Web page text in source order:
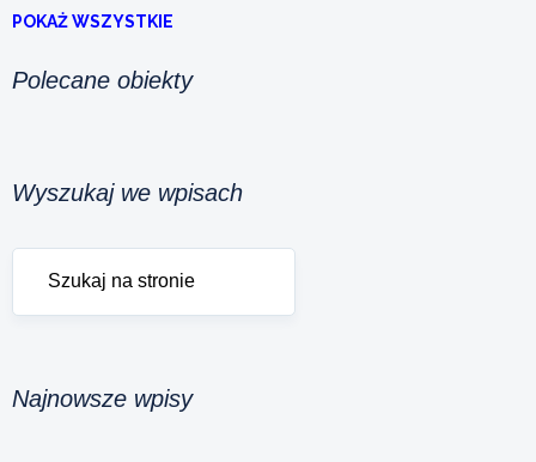
POKAŻ WSZYSTKIE
Polecane obiekty
Wyszukaj we wpisach
Najnowsze wpisy